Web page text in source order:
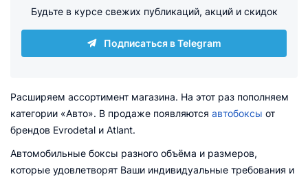
Будьте в курсе свежих публикаций, акций и скидок
Подписаться в Telegram
Расширяем ассортимент магазина. На этот раз пополняем
категории «Авто». В продаже появляются автобоксы от
брендов Evrodetal и Atlant.
Автомобильные боксы разного объёма и размеров,
которые удовлетворят Ваши индивидуальные требования и